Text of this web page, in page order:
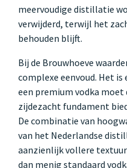
meervoudige distillatie
verwijderd, terwijl het
behouden blijft.
Bij de Brouwhoeve
complexe eenvoud. Het
een premium vodka
zijdezacht fundament
De combinatie van
van het Nederlandse
aanzienlijk vollere
dan menig standaard